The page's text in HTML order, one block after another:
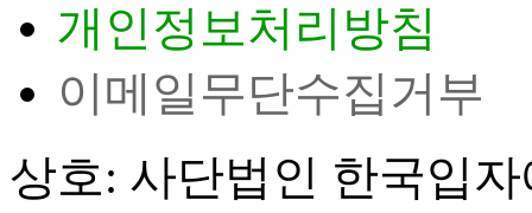
개인정보처리방침
이메일무단수집거부
상호: 사단법인 한국입